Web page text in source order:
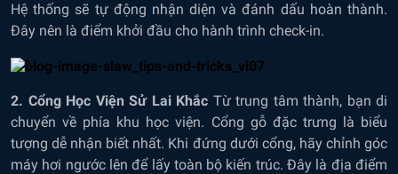
Hệ thống sẽ tự động nhận diện và đánh dấu hoàn thành.
Đây nên là điểm khởi đầu cho hành trình check-in.
2. Cổng Học Viện Sử Lai Khắc Từ trung tâm thành, bạn di
chuyển về phía khu học viện. Cổng gỗ đặc trưng là biểu
tượng dễ nhận biết nhất. Khi đứng dưới cổng, hãy chỉnh góc
máy hơi ngước lên để lấy toàn bộ kiến trúc. Đây là địa điểm